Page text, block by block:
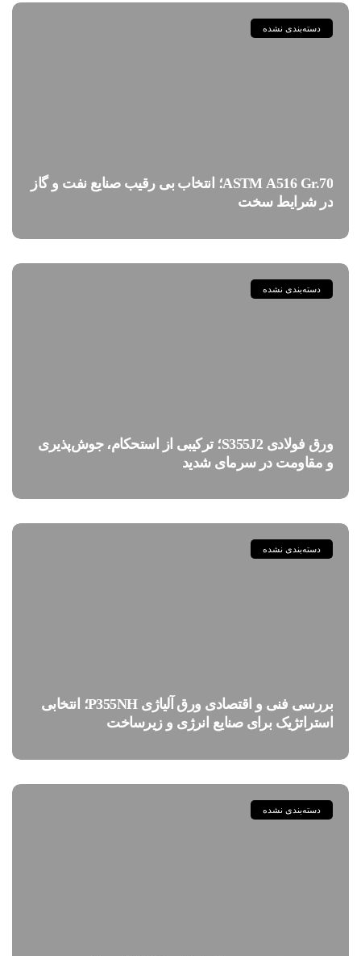
دسته‌بندی نشده
ASTM A516 Gr.70؛ انتخاب بی رقیب صنایع نفت و گاز
در شرایط سخت
دسته‌بندی نشده
ورق فولادی S355J2؛ ترکیبی از استحکام، جوش‌پذیری
و مقاومت در سرمای شدید
دسته‌بندی نشده
بررسی فنی و اقتصادی ورق آلیاژی P355NH؛ انتخابی
استراتژیک برای صنایع انرژی و زیرساخت
دسته‌بندی نشده